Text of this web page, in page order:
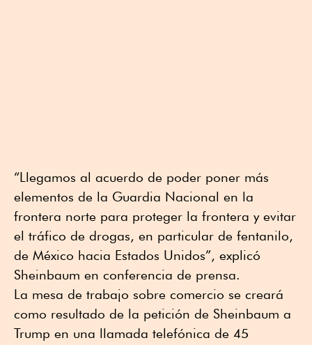
“Llegamos al acuerdo de poder poner más
elementos de la Guardia Nacional en la
frontera norte para proteger la frontera y evitar
el tráfico de drogas, en particular de fentanilo,
de México hacia Estados Unidos”, explicó
Sheinbaum en conferencia de prensa.
La mesa de trabajo sobre comercio se creará
como resultado de la petición de Sheinbaum a
Trump en una llamada telefónica de 45